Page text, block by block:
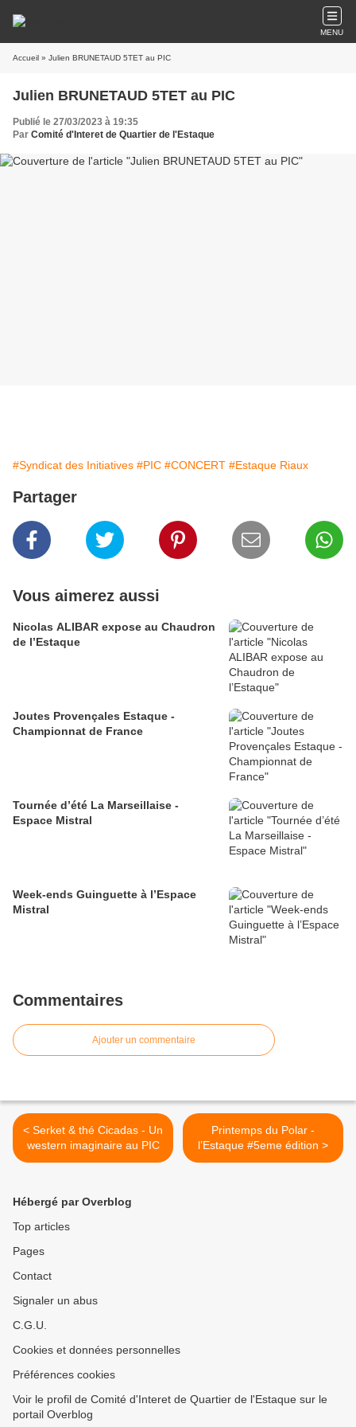
MENU
Accueil » Julien BRUNETAUD 5TET au PIC
Julien BRUNETAUD 5TET au PIC
Publié le 27/03/2023 à 19:35
Par Comité d'Interet de Quartier de l'Estaque
#Syndicat des Initiatives #PIC #CONCERT #Estaque Riaux
Partager
Vous aimerez aussi
Nicolas ALIBAR expose au Chaudron
de l’Estaque
Joutes Provençales Estaque -
Championnat de France
Tournée d’été La Marseillaise -
Espace Mistral
Week-ends Guinguette à l’Espace
Mistral
Commentaires
Ajouter un commentaire
< Serket & thé Cicadas - Un
western imaginaire au PIC
Printemps du Polar -
l’Estaque #5eme édition >
Hébergé par Overblog
Top articles
Pages
Contact
Signaler un abus
C.G.U.
Cookies et données personnelles
Préférences cookies
Voir le profil de Comité d'Interet de Quartier de l'Estaque sur le
portail Overblog